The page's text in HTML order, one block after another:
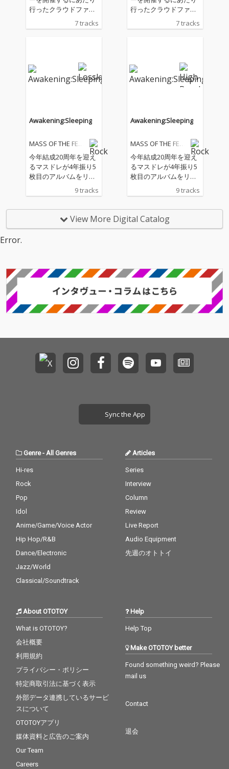
行ったクラウドファン
ディングのリワードと
して録音されたスタジ
7 tracks
行ったクラウドファン
ディングのリワードと
して録音されたスタジ
7 tracks
Awakening:Sleeping
MASS OF THE FER
今年結成20周年を迎え
るマスドレが4年振り5
枚目のアルバムをリリ
を迎えるMASS OF THE
4年振り、5枚目となる
アルバムをリリース。
氏）や、バンド初の同
い試みはもちろん、よ
り幅広くジャンルに囚
われない楽曲が並ぶ作
he GazettE、bonobos
を手掛ける原浩一氏、
マスタリングエンジニ
る。
9 tracks
Awakening:Sleeping
MASS OF THE FER
今年結成20周年を迎え
るマスドレが4年振り5
枚目のアルバムをリリ
を迎えるMASS OF THE
4年振り、5枚目となる
アルバムをリリース。
氏）や、バンド初の同
い試みはもちろん、よ
り幅広くジャンルに囚
われない楽曲が並ぶ作
he GazettE、bonobos
を手掛ける原浩一氏、
マスタリングエンジニ
d」、Gorillaz「Demo
n Days」と数々の名盤
る。
9 tracks
View More Digital Catalog
Error.
Sync the App
Genre- All Genres
Hi-res
Rock
Pop
Idol
Anime/Game/Voice Actor
Hip Hop/R&B
Dance/Electronic
Jazz/World
Classical/Soundtrack
Articles
Series
Interview
Column
Review
Live Report
Audio Equipment
先週のオトトイ
About OTOTOY
What is OTOTOY?
会社概要
利用規約
プライバシー・ポリシー
特定商取引法に基づく表示
外部データ連携しているサービ
スについて
OTOTOYアプリ
媒体資料と広告のご案内
Our Team
Careers
Help
Help Top
Make OTOTOY better
Found something weird? Please
mail us
Contact
退会